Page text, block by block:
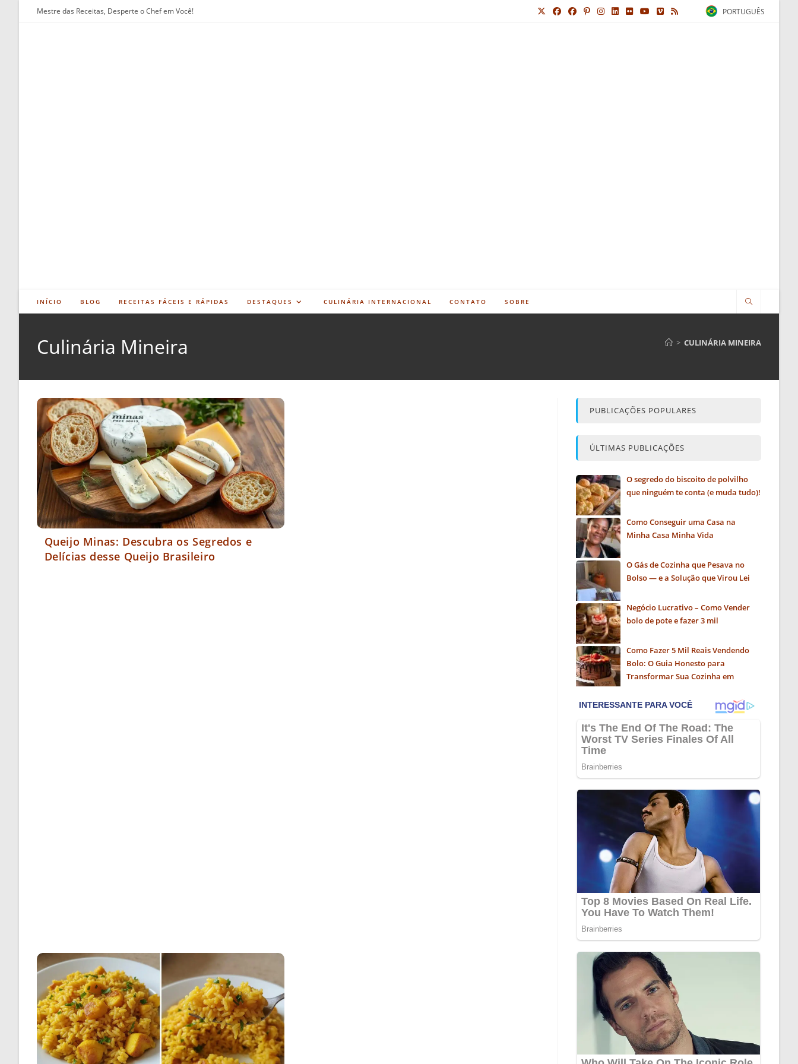
Mestre das Receitas, Desperte o Chef em Você! PORTUGUÊS
INÍCIO BLOG RECEITAS FÁCEIS E RÁPIDAS DESTAQUES CULINÁRIA INTERNACIONAL CONTATO SOBRE
Culinária Mineira > CULINÁRIA MINEIRA
Queijo Minas: Descubra os Segredos e
Delícias desse Queijo Brasileiro
PUBLICAÇÕES POPULARES
ÚLTIMAS PUBLICAÇÕES
O segredo do biscoito de polvilho
que ninguém te conta (e muda tudo)!
Como Conseguir uma Casa na
Minha Casa Minha Vida
O Gás de Cozinha que Pesava no
Bolso — e a Solução que Virou Lei
Negócio Lucrativo – Como Vender
bolo de pote e fazer 3 mil
Como Fazer 5 Mil Reais Vendendo
Bolo: O Guia Honesto para
Transformar Sua Cozinha em